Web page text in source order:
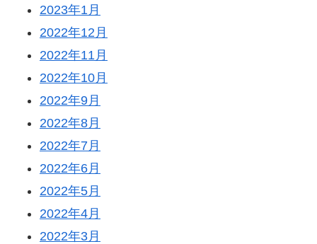
2023年1月
2022年12月
2022年11月
2022年10月
2022年9月
2022年8月
2022年7月
2022年6月
2022年5月
2022年4月
2022年3月